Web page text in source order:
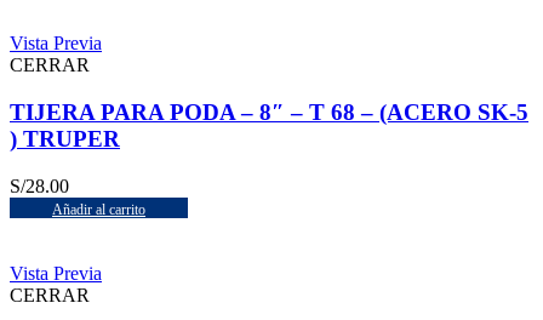
Vista Previa
CERRAR
TIJERA PARA PODA – 8″ – T 68 – (ACERO SK-5
) TRUPER
S/28.00
Añadir al carrito
Vista Previa
CERRAR